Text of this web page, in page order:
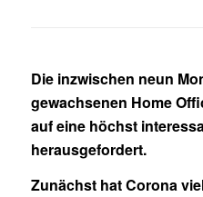
Die inzwischen neun
gewachsenen Home
auf eine höchst
herausgefordert.
Zunächst hat Corona